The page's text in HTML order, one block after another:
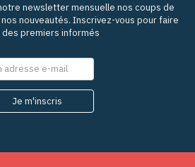
newsletter mensuelle nos coups de
nouveautés. Inscrivez-vous pour faire
premiers informés